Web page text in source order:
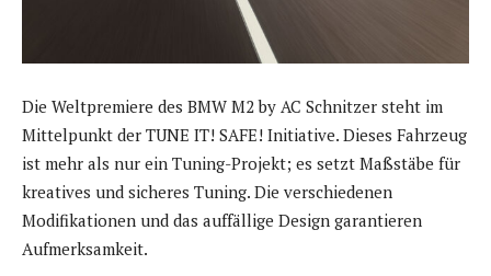
Die Weltpremiere des BMW M2 by AC Schnitzer steht im
Mittelpunkt der TUNE IT! SAFE! Initiative. Dieses Fahrzeug
ist mehr als nur ein Tuning-Projekt; es setzt Maßstäbe für
kreatives und sicheres Tuning. Die verschiedenen
Modifikationen und das auffällige Design garantieren
Aufmerksamkeit.